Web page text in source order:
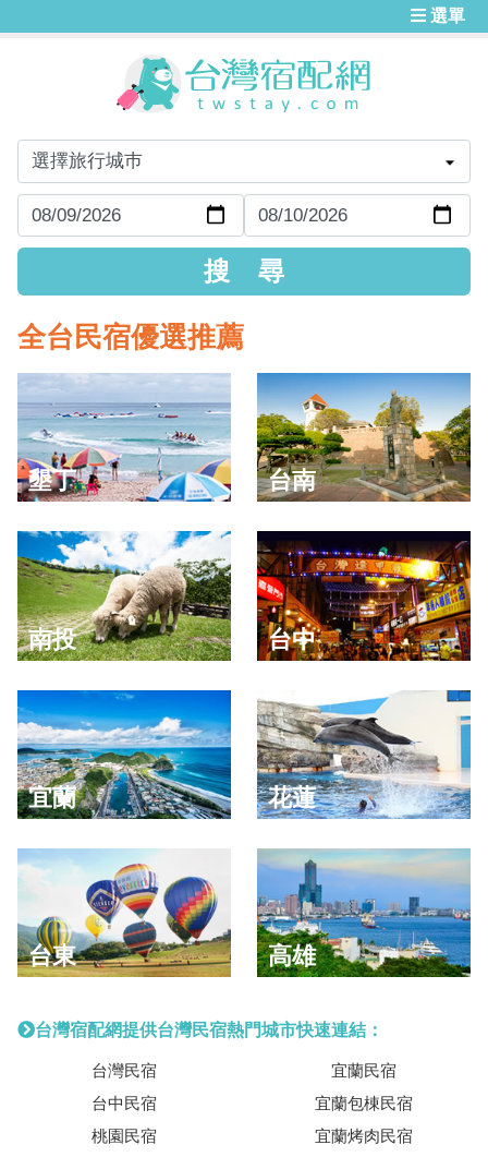
選單
全台民宿優選推薦
墾丁 台南
南投 台中
宜蘭 花蓮
台東 高雄
台灣宿配網提供台灣民宿熱門城市快速連結：
台灣民宿
台中民宿
桃園民宿
宜蘭民宿
宜蘭包棟民宿
宜蘭烤肉民宿